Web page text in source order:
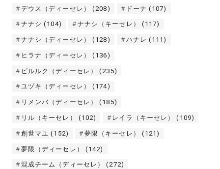
デウス（ディーセレ） (208) ドーナ (107)
ナナシ (104) ナナシ（キーセレ） (117)
ナナシ（ディーセレ） (128) ハナレ (111)
ヒラナ（ディーセレ） (136)
ピルルク（ディーセレ） (235)
ユヅキ（ディーセレ） (174)
リメンバ（ディーセレ） (185)
リル（キーセレ） (102) レイラ（キーセレ） (109)
創世マユ (152) 夢限（キーセレ） (121)
夢限（ディーセレ） (142)
混成チーム（ディーセレ） (272)